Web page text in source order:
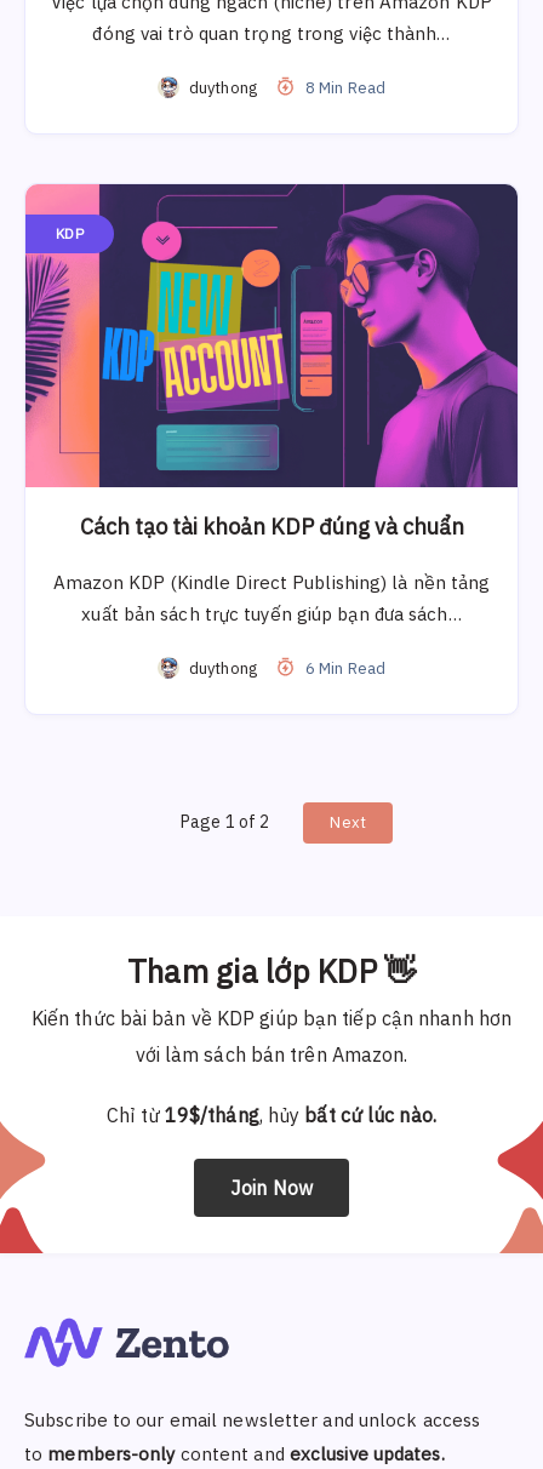
đóng vai trò quan trọng trong việc thành…
duythong 8 Min Read
KDP
Cách tạo tài khoản KDP đúng và chuẩn
Amazon KDP (Kindle Direct Publishing) là nền tảng
xuất bản sách trực tuyến giúp bạn đưa sách…
duythong 6 Min Read
Page 1 of 2 Next
Tham gia lớp KDP 👋
Kiến thức bài bản về KDP giúp bạn tiếp cận nhanh hơn
với làm sách bán trên Amazon.
Chỉ từ 19$/tháng, hủy bất cứ lúc nào.
Join Now
Subscribe to our email newsletter and unlock access
to members-onlycontent and exclusive updates.